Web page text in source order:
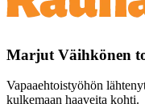
Marjut Väihkönen
Vapaaehtoistyöhön
kulkemaan haaveita kohti.